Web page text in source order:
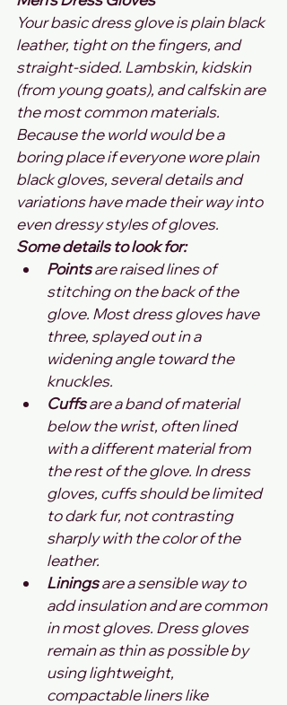
Your basic dress glove is plain black
leather, tight on the fingers, and
straight-sided. Lambskin, kidskin
(from young goats), and calfskin are
the most common materials.
Because the world would be a
boring place if everyone wore plain
black gloves, several details and
variations have made their way into
even dressy styles of gloves.
Some details to look for:
Points are raised lines of
stitching on the back of the
glove. Most dress gloves have
three, splayed out in a
widening angle toward the
knuckles.
Cuffs are a band of material
below the wrist, often lined
with a different material from
the rest of the glove. In dress
gloves, cuffs should be limited
to dark fur, not contrasting
sharply with the color of the
leather.
Linings are a sensible way to
add insulation and are common
in most gloves. Dress gloves
remain as thin as possible by
using lightweight,
compactable liners like